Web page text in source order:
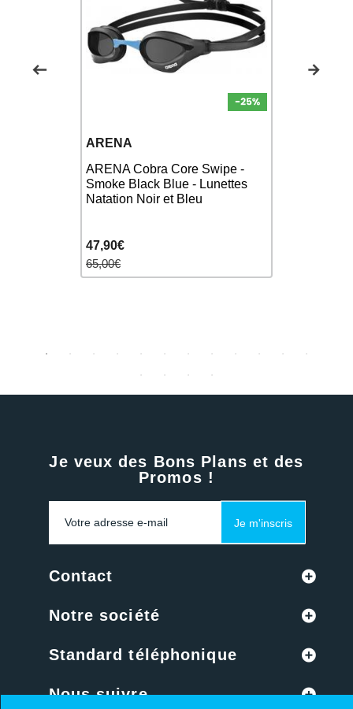
ARENA
ARENA Cobra Core Swipe -
Smoke Black Blue - Lunettes
Natation Noir et Bleu
47,90€
65,00€
Je veux des Bons Plans et des
Promos !
Je m'inscris
Contact
Notre société
Standard téléphonique
Nous suivre